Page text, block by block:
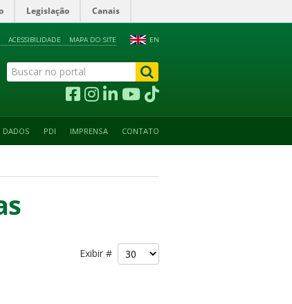
Legislação Canais
EN
ACESSIBILIDADE MAPA DO SITE
DADOS PDI IMPRENSA CONTATO
Exibir #